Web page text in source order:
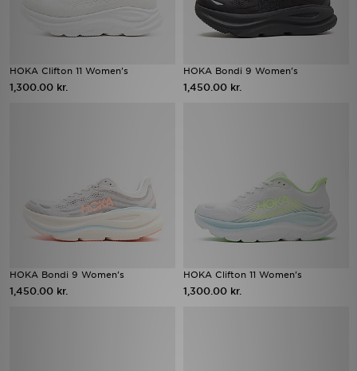
HOKA Clifton 11 Women's
1,300.00 kr.
HOKA Bondi 9 Women's
1,450.00 kr.
HOKA Bondi 9 Women's
1,450.00 kr.
HOKA Clifton 11 Women's
1,300.00 kr.